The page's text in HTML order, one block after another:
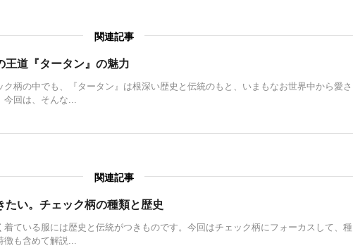
関連記事
王道『タータン』の魅力
ク柄の中でも、『タータン』は根深い歴史と伝統のもと、いまもなお世界中から愛さ
今回は、そんな...
関連記事
たい。チェック柄の種類と歴史
着ている服には歴史と伝統がつきものです。今回はチェック柄にフォーカスして、種
徴も含めて解説...